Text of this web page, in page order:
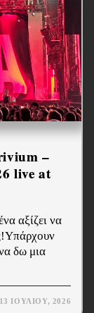
–
live at
αξίζει να
δω μια
13 ΙΟΥΛΊΟΥ, 2026